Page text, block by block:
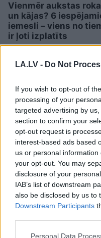
LA.LV - Do Not
If you wish to opt-out of
processing of your
targeted advertising by
section to confirm your
opt-out request is
interest-based ads based
us or personal
your opt-out. You may
disclosure of your
IAB’s list of downstream
also be disclosed by us to
Downstream Participants
Please note that this
Personal Data
Vienmēr aukstas
un kājas? 6
iemesli – viens no
ir ļoti izplatīts
Speciālisti
kad kafiju